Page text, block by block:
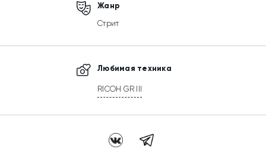
Жанр
Стрит
Любимая техника
RICOH GR III